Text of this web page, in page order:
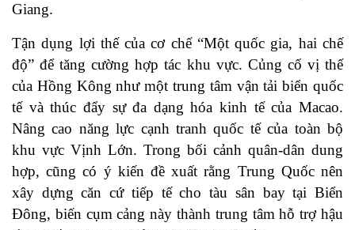
Giang.
Tận dụng lợi thế của cơ chế “Một quốc gia, hai chế
độ” để tăng cường hợp tác khu vực. Củng cố vị thế
của Hồng Kông như một trung tâm vận tải biển quốc
tế và thúc đẩy sự đa dạng hóa kinh tế của Macao.
Nâng cao năng lực cạnh tranh quốc tế của toàn bộ
khu vực Vịnh Lớn. Trong bối cảnh quân-dân dung
hợp, cũng có ý kiến đề xuất rằng Trung Quốc nên
xây dựng căn cứ tiếp tế cho tàu sân bay tại Biển
Đông, biến cụm cảng này thành trung tâm hỗ trợ hậu